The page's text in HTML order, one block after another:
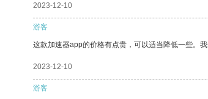
2023-12-10
游客
这款加速器app的价格有点贵，可以适当降低一些。
2023-12-10
游客